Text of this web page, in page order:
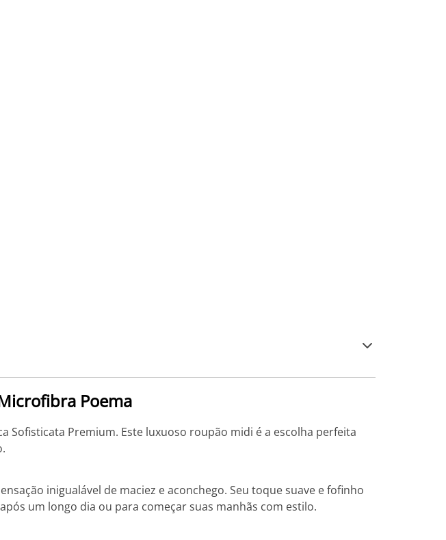
Poema
Sofisticata Premium. Este luxuoso roupão midi é a escolha perfeita
inigualável de maciez e aconchego. Seu toque suave e fofinho
um longo dia ou para começar suas manhãs com estilo.